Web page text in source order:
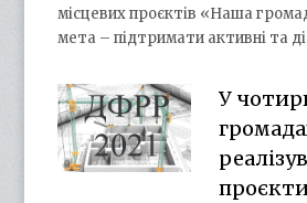
місцевих проєктів «Наша
мета – підтримати активні та
У